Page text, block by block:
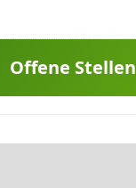
Offene Stellen